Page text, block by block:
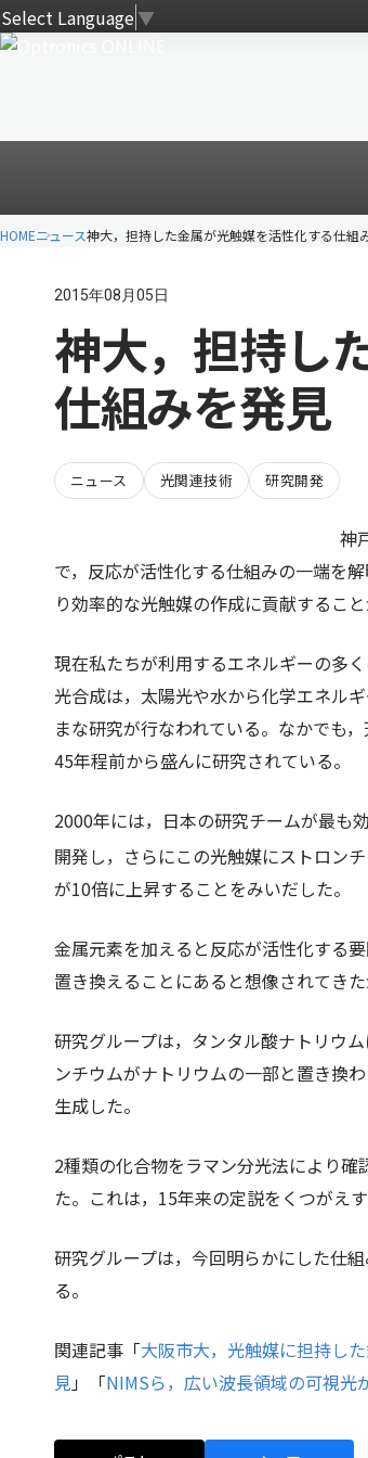
Select Language▼
HOMEニュース神大，担持した金属が光触媒を活性化する仕組
2015年08月05日
神大，担持し
仕組みを発見
ニュース 光関連技術 研究開発
神
で，反応が活性化する仕組みの一端を
り効率的な光触媒の作成に貢献すること
現在私たちが利用するエネルギーの多
光合成は，太陽光や水から化学エネル
まな研究が行なわれている。なかでも
45年程前から盛んに研究されている。
2000年には，日本の研究チームが最も
開発し，さらにこの光触媒にストロン
が10倍に上昇することをみいだした。
金属元素を加えると反応が活性化する
置き換えることにあると想像されてき
研究グループは，タンタル酸ナトリウ
ンチウムがナトリウムの一部と置き換
生成した。
2種類の化合物をラマン分光法により
た。これは，15年来の定説をくつがえす
研究グループは，今回明らかにした仕
る。
関連記事「大阪市大，光触媒に担持し
見」「NIMSら，広い波長領域の可視光